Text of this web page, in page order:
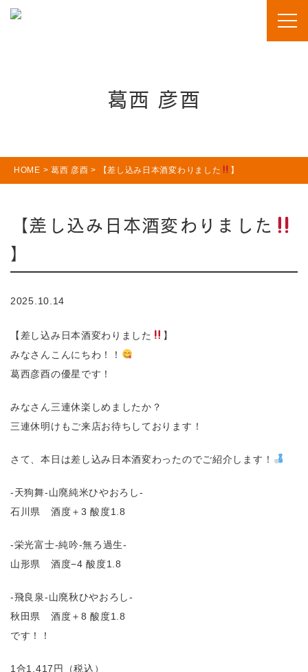
葛西 彦酉
HOME > 葛西 彦酉 > 【差し込み日本酒変わりました 】
【差し込み日本酒変わりました
】
2025.10.14
【差し込み日本酒変わりました
】
みなさんこんにちわ！！
葛西彦酉の優星です！
みなさん三連休楽しめましたか？
三連休明けもご来店お待ちしております！
さて、本日は差し込み日本酒変わったのでご紹介します！
-天狗舞-山廃純米ひやおろし-
石川県 酒度＋3 酸度1.8
-栄光富士-純吟-無ろ過生-
山形県 酒度−4 酸度1.8
-飛良泉-山廃秋ひやおろし-
秋田県 酒度＋8 酸度1.8
です！！
1合1,417円（税込）